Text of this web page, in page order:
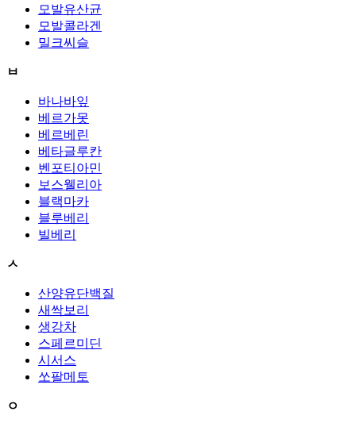
모발유산균
모발콜라겐
밀크씨슬
ㅂ
바나바잎
베르가못
베르베린
베타글루칸
벤포티아민
보스웰리아
블랙마카
블루베리
빌베리
ㅅ
산양유단백질
새싹보리
생강차
스페르미딘
시서스
쏘팔메토
ㅇ